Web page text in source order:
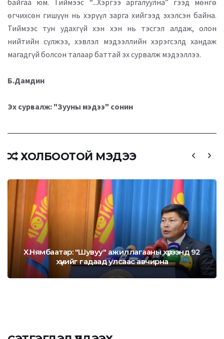
байгаа юм. Тиймээс “...Хэргээ аргалуулна” гээд мөнгө
өгчихсөн гишүүн нь хэрүүл зарга хийгээд эхэлсэн байна.
Тиймээс тун удахгүй хэн хэн нь тэсгэл алдаж, олон
нийтийн сүлжээ, хэвлэл мэдээллийн хэрэгсэлд хандаж
магадгүй болсон талаар баттай эх сурвалж мэдээллээ.
Б.Дамдин
Эх сурвалж: "Зууны мэдээ" сонин
ХОЛБООТОЙ МЭДЭЭ
Х.Нямбаатар: "Шувуу" ажиллагааны хүрээнд 92
хүнийг гадаад улсаас авчирна